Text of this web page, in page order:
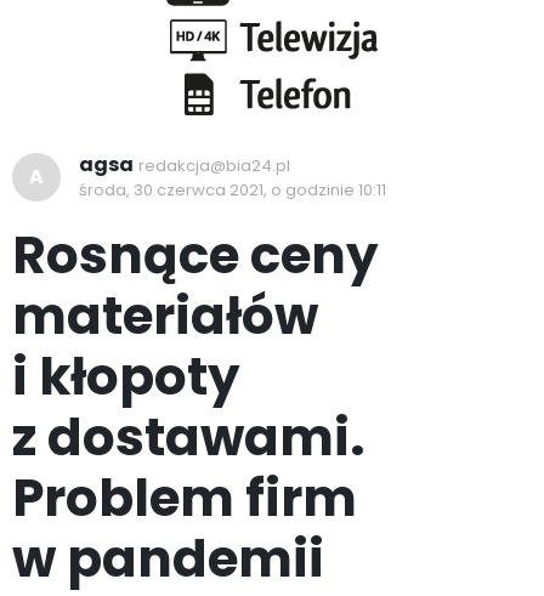
A agsa redakcja@bia24.pl
środa, 30 czerwca 2021, o godzinie 10:11
Rosnące ceny
materiałów
i kłopoty
z dostawami.
Problem firm
w pandemii